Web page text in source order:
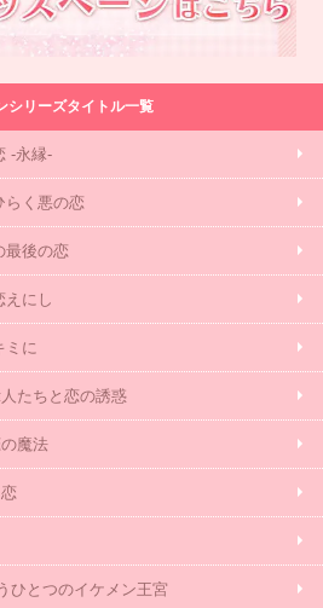
シリーズタイトル一覧
-永縁-
らく悪の恋
最後の恋
えにし
ミに
たちと恋の誘惑
魔法
ひとつのイケメン王宮